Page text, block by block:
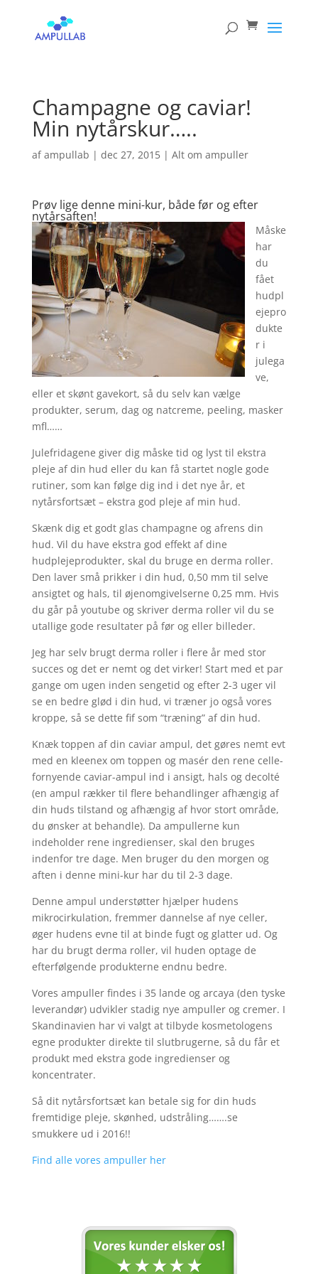
Champagne og caviar!
Min nytårskur…..
afampullab | dec 27, 2015| Alt om ampuller
Prøv lige denne mini-kur, både før og efter
nytårsaften!
Måske
har
du
fået
hudpl
ejepro
dukte
r i
julega
ve,
eller et skønt gavekort, så du selv kan vælge
produkter, serum, dag og natcreme, peeling, masker
mfl……
Julefridagene giver dig måske tid og lyst til ekstra
pleje af din hud eller du kan få startet nogle gode
rutiner, som kan følge dig ind i det nye år, et
nytårsfortsæt – ekstra god pleje af min hud.
Skænk dig et godt glas champagne og afrens din
hud. Vil du have ekstra god effekt af dine
hudplejeprodukter, skal du bruge en derma roller.
Den laver små prikker i din hud, 0,50 mm til selve
ansigtet og hals, til øjenomgivelserne 0,25 mm. Hvis
du går på youtube og skriver derma roller vil du se
utallige gode resultater på før og eller billeder.
Jeg har selv brugt derma roller i flere år med stor
succes og det er nemt og det virker! Start med et par
gange om ugen inden sengetid og efter 2-3 uger vil
se en bedre glød i din hud, vi træner jo også vores
kroppe, så se dette fif som “træning” af din hud.
Knæk toppen af din caviar ampul, det gøres nemt evt
med en kleenex om toppen og masér den rene celle-
fornyende caviar-ampul ind i ansigt, hals og decolté
(en ampul rækker til flere behandlinger afhængig af
din huds tilstand og afhængig af hvor stort område,
du ønsker at behandle). Da ampullerne kun
indeholder rene ingredienser, skal den bruges
indenfor tre dage. Men bruger du den morgen og
aften i denne mini-kur har du til 2-3 dage.
Denne ampul understøtter hjælper hudens
mikrocirkulation, fremmer dannelse af nye celler,
øger hudens evne til at binde fugt og glatter ud. Og
har du brugt derma roller, vil huden optage de
efterfølgende produkterne endnu bedre.
Vores ampuller findes i 35 lande og arcaya (den tyske
leverandør) udvikler stadig nye ampuller og cremer. I
Skandinavien har vi valgt at tilbyde kosmetologens
egne produkter direkte til slutbrugerne, så du får et
produkt med ekstra gode ingredienser og
koncentrater.
Så dit nytårsfortsæt kan betale sig for din huds
fremtidige pleje, skønhed, udstråling…….se
smukkere ud i 2016!!
Find alle vores ampuller her